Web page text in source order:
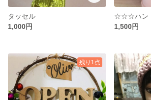
タッセル
1,000円
1,500円
残り1点